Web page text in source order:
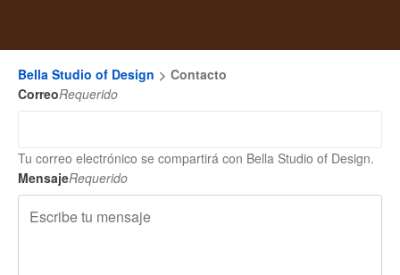
Bella Studio of Design
Contacto
CorreoRequerido
Tu correo electrónico se compartirá con Bella Studio of Design.
MensajeRequerido